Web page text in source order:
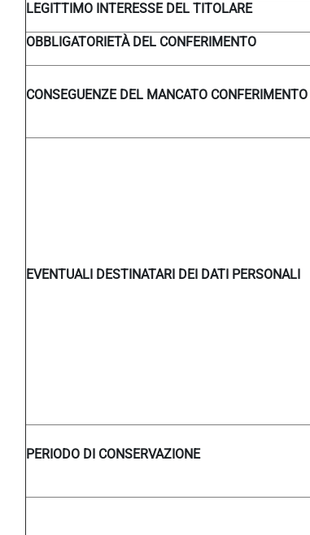
LEGITTIMO INTERESSE DEL TITOLARE
OBBLIGATORIETÀ DEL CONFERIMENTO
CONSEGUENZE DEL MANCATO CONFERIMENTO
EVENTUALI DESTINATARI DEI DATI PERSONALI
PERIODO DI CONSERVAZIONE